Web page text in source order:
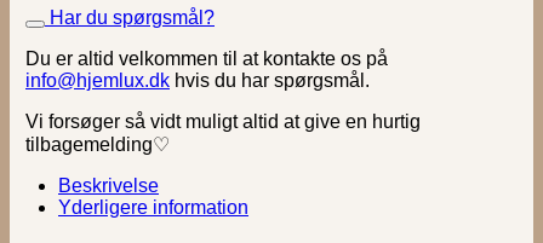
Har du spørgsmål?
Du er altid velkommen til at kontakte os på
info@hjemlux.dk hvis du har spørgsmål.
Vi forsøger så vidt muligt altid at give en hurtig
tilbagemelding♡
Beskrivelse
Yderligere information